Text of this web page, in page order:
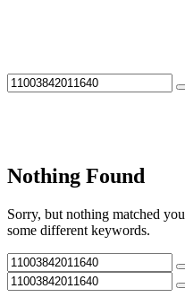
Nothing Found
Sorry, but nothing matched
some different keywords.